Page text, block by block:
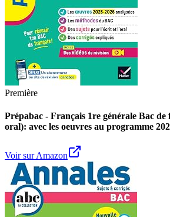
Première
Prépabac - Français 1re générale Bac
oral): avec les oeuvres au programme
Voir sur Amazon